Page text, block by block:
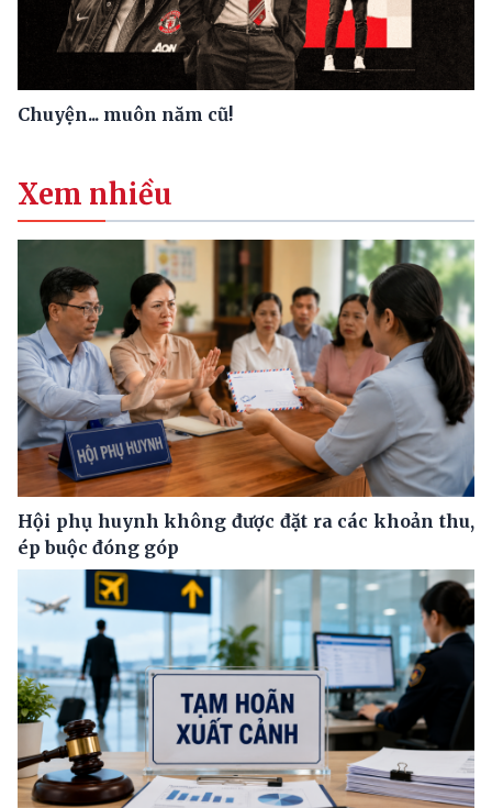
Chuyện... muôn năm cũ!
Xem nhiều
Hội phụ huynh không được đặt ra các khoản thu,
ép buộc đóng góp